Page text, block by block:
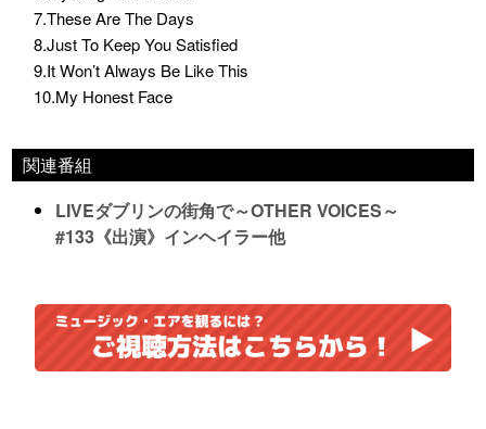
7.These Are The Days
8.Just To Keep You Satisfied
9.It Won’t Always Be Like This
10.My Honest Face
関連番組
LIVEダブリンの街角で～OTHER VOICES～
#133《出演》インヘイラー他